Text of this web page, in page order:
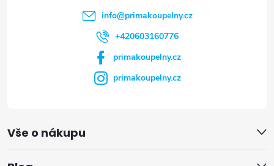
info@primakoupelny.cz
+420603160776
primakoupelny.cz
primakoupelny.cz
Vše o nákupu